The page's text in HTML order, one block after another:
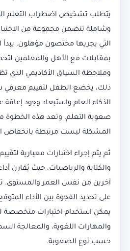
يتطلب تشخيص اضطراب التعلم
وشاملة تتضمن مجموعة من
التي يجريها مختصون مؤهلون.
بمقابلات مع الأهل والمعلمين
وملاحظة السياق الأكاديمي الذي
ذلك، يخضع الطفل لتقييم
الذكاء العام واستبعاد وجود
صعوبة التعلم. وتعد هذه الخطوة
المشكلة ليست مرتبطة بانخفاض
ثم يتم إجراء اختبارات معيارية
والكتابة والرياضيات، حيث يُقارن
آخرين من نفس العمر والمستوى.
على تحديد الفجوة بين الأداء
يمكن استخدام اختبارات متخصصة
والمهارات اللغوية، والمعالجة
حسب نوع الصعوبة.